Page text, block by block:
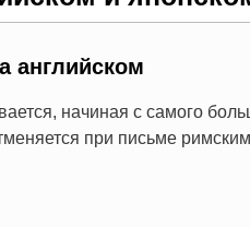
английском
начиная с самого
при письме